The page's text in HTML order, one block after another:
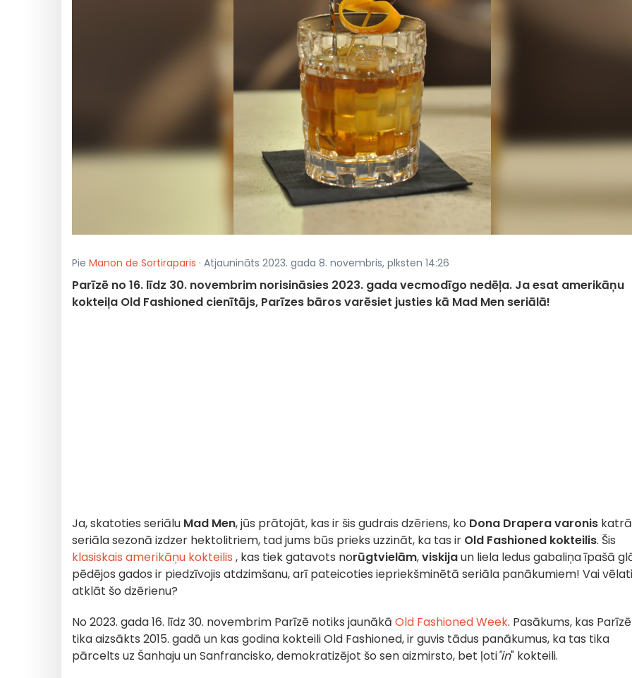
Pie Manon de Sortiraparis · Atjaunināts 2023. gada 8. novembris, plksten 14:26
Parīzē no 16. līdz 30. novembrim norisināsies 2023. gada vecmodīgo nedēļa. Ja esat amerikāņu
kokteiļa Old Fashioned cienītājs, Parīzes bāros varēsiet justies kā Mad Men seriālā!
Ja, skatoties seriālu Mad Men, jūs prātojāt, kas ir šis gudrais dzēriens, ko Dona Drapera varonis katrā
seriāla sezonā izdzer hektolitriem, tad jums būs prieks uzzināt, ka tas ir Old Fashioned kokteilis. Šis
klasiskais amerikāņu kokteilis , kas tiek gatavots norūgtvielām,viskijaun liela ledus gabaliņa īpašā
pēdējos gados ir piedzīvojis atdzimšanu, arī pateicoties iepriekšminētā seriāla panākumiem! Vai
atklāt šo dzērienu?
No 2023. gada 16. līdz 30. novembrim Parīzē notiks jaunākā Old Fashioned Week. Pasākums, kas Parīzē
tika aizsākts 2015. gadā un kas godina kokteili Old Fashioned, ir guvis tādus panākumus, ka tas tika
pārcelts uz Šanhaju un Sanfrancisko, demokratizējot šo sen aizmirsto, bet ļoti"in" kokteili.